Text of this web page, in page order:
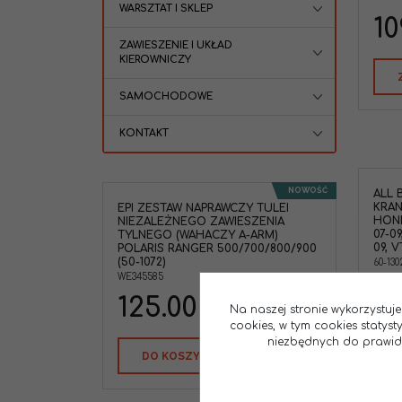
ALL
07-
09,
60-
WARSZTAT I SKLEP
ZAWIESZENIE I UKŁAD
KIEROWNICZY
SAMOCHODOWE
KONTAKT
NOWOŚĆ
EPI ZESTAW NAPRAWCZY TULEI
NIEZALEŻNEGO ZAWIESZENIA
TYLNEGO (WAHACZY A-ARM)
POLARIS RANGER 500/700/800/900
(50-1072)
WE345585
125.00 PLN
DO KOSZYKA
Na naszej stronie
cookies, w tym cookies
niezbędnych do